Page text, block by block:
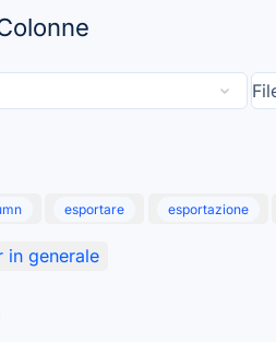
esportare esportazione
in generale